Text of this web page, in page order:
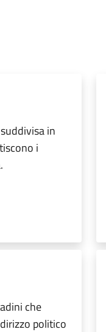
in
i
che
politico